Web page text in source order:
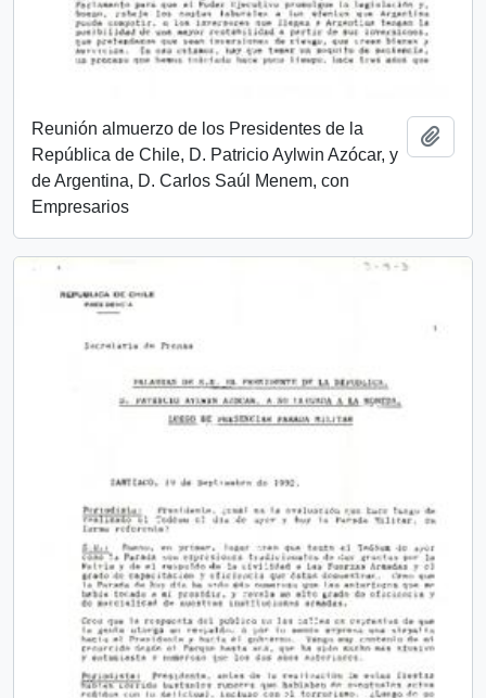
Reunión almuerzo de los Presidentes de la
República de Chile, D. Patricio Aylwin Azócar, y
de Argentina, D. Carlos Saúl Menem, con
Empresarios